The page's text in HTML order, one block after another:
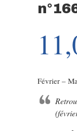
Février –